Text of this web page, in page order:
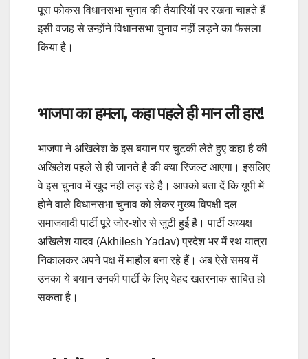
पूरा फोकस विधानसभा चुनाव की तैयारियों पर रखना चाहते हैं
इसी वजह से उन्होंने विधानसभा चुनाव नहीं लड़ने का फैसला
किया है।
भाजपा का हमला, कहा पहले ही मान ली हार!
भाजपा ने अखिलेश के इस बयान पर चुटकी लेते हुए कहा है की
अखिलेश पहले से ही जानते है की क्या रिजल्ट आएगा। इसलिए
वे इस चुनाव में खुद नहीं लड़ रहे है। आपको बता दें कि यूपी में
होने वाले विधानसभा चुनाव को लेकर मुख्य विपक्षी दल
समाजवादी पार्टी पूरे जोर-शोर से जुटी हुई है। पार्टी अध्यक्ष
अखिलेश यादव (Akhilesh Yadav) प्रदेश भर में रथ यात्रा
निकालकर अपने पक्ष में माहौल बना रहे हैं। अब ऐसे समय में
उनका ये बयान उनकी पार्टी के लिए वेहद खतरनाक साबित हो
सकता है।